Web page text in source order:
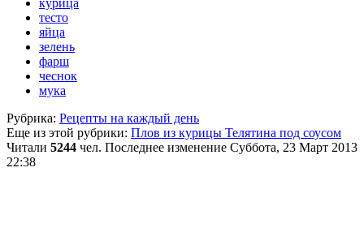
тесто
яйца
зелень
фарш
чеснок
мука
Рубрика: Рецепты на каждый день
Еще из этой рубрики: Плов из курицы Телятина под соусом
Читали 5244 чел. Последнее изменение Суббота, 23 Март 2013
22:38